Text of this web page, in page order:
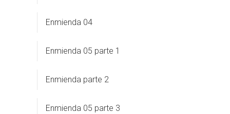
Enmienda 04
Enmienda 05 parte 1
Enmienda parte 2
Enmienda 05 parte 3